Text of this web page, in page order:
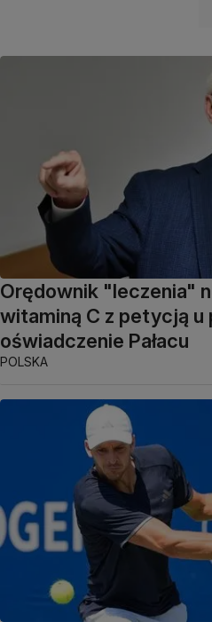
Orędownik "leczenia"
witaminą C z petycją u
oświadczenie Pałacu
POLSKA